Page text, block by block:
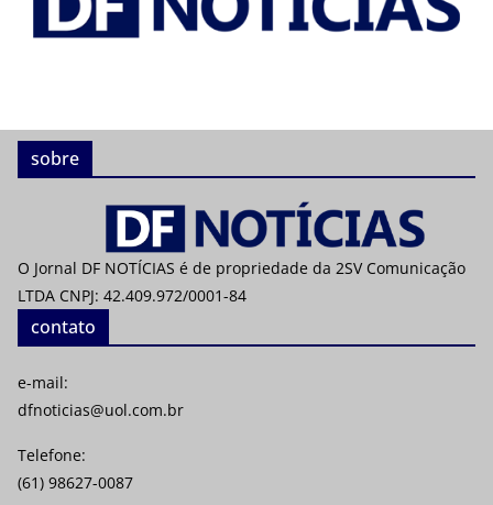
sobre
O Jornal DF NOTÍCIAS é de propriedade da 2SV Comunicação
LTDA CNPJ: 42.409.972/0001-84
contato
e-mail:
dfnoticias@uol.com.br
Telefone:
(61) 98627-0087